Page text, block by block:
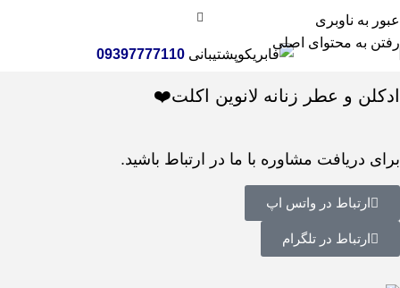
عبور به ناوبری
رفتن به محتوای اصلی
پشتیبانی09397777110
خانه عطر و ادکلن
ادکلن و عطر زنانه لانوین اکلت❤️
برای دریافت مشاوره با ما در ارتباط باشید.
ارتباط در واتس اپ
ارتباط در تلگرام